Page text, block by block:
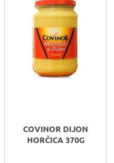
COVINOR DIJON
HORČICA 370G